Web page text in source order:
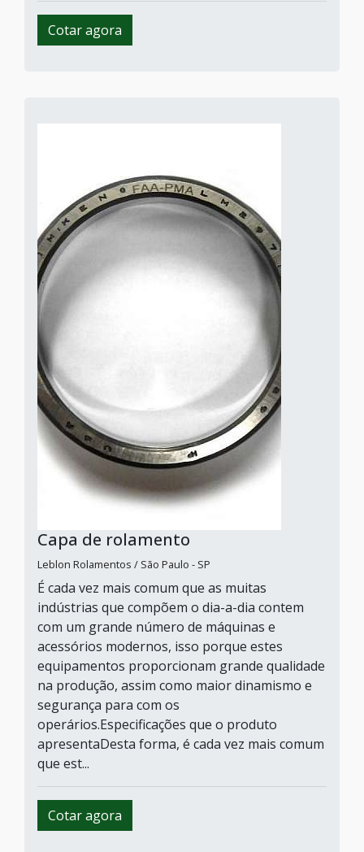
Cotar agora
Capa de rolamento
Leblon Rolamentos / São Paulo - SP
É cada vez mais comum que as muitas
indústrias que compõem o dia-a-dia contem
com um grande número de máquinas e
acessórios modernos, isso porque estes
equipamentos proporcionam grande qualidade
na produção, assim como maior dinamismo e
segurança para com os
operários.Especificações que o produto
apresentaDesta forma, é cada vez mais comum
que est...
Cotar agora